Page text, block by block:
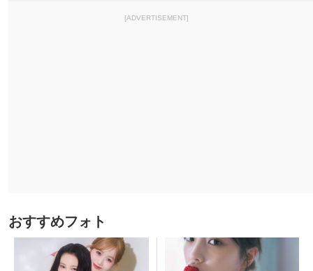
[ADVERTISEMENT]
おすすめフォト